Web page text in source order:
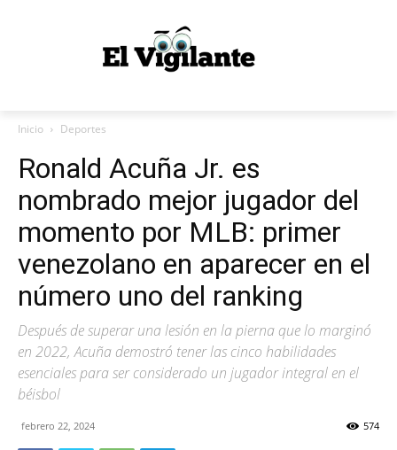
Inicio Deportes
Ronald Acuña Jr. es
nombrado mejor jugador del
momento por MLB: primer
venezolano en aparecer en el
número uno del ranking
Después de superar una lesión en la pierna que lo marginó
en 2022, Acuña demostró tener las cinco habilidades
esenciales para ser considerado un jugador integral en el
béisbol
febrero 22, 2024 574